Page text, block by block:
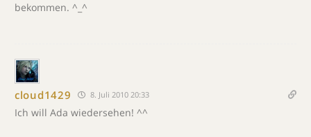
bekommen. ^_^
cloud1429 8. Juli 2010 20:33
Ich will Ada wiedersehen! ^^